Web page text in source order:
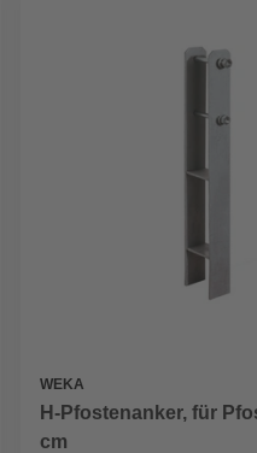
WEKA
H-Pfostenanker, für
cm